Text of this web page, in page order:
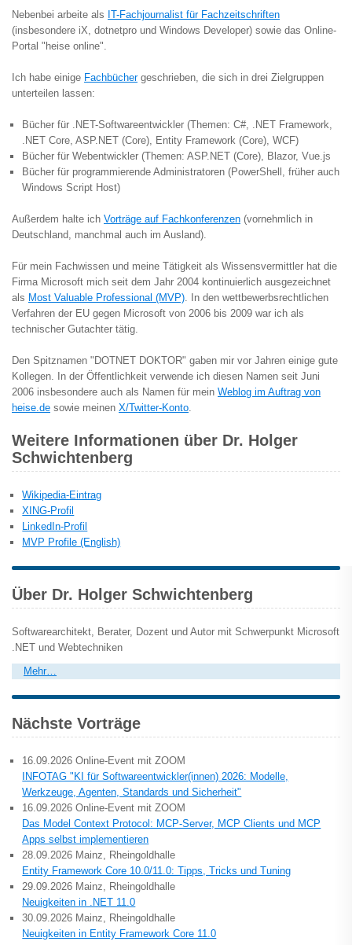
Nebenbei arbeite als IT-Fachjournalist für Fachzeitschriften
(insbesondere iX, dotnetpro und Windows Developer) sowie das Online-
Portal "heise online".
Ich habe einige Fachbüchergeschrieben, die sich in drei Zielgruppen
unterteilen lassen:
Bücher für .NET-Softwareentwickler (Themen: C#, .NET Framework,
.NET Core, ASP.NET (Core), Entity Framework (Core), WCF)
Bücher für Webentwickler (Themen: ASP.NET (Core), Blazor, Vue.js
Bücher für programmierende Administratoren (PowerShell, früher auch
Windows Script Host)
Außerdem halte ich Vorträge auf Fachkonferenzen (vornehmlich in
Deutschland, manchmal auch im Ausland).
Für mein Fachwissen und meine Tätigkeit als Wissensvermittler hat die
Firma Microsoft mich seit dem Jahr 2004 kontinuierlich ausgezeichnet
als Most Valuable Professional (MVP). In den wettbewerbsrechtlichen
Verfahren der EU gegen Microsoft von 2006 bis 2009 war ich als
technischer Gutachter tätig.
Den Spitznamen "DOTNET DOKTOR" gaben mir vor Jahren einige gute
Kollegen. In der Öffentlichkeit verwende ich diesen Namen seit Juni
2006 insbesondere auch als Namen für mein Weblog im Auftrag von
heise.de sowie meinen X/Twitter-Konto.
Weitere Informationen über Dr. Holger
Schwichtenberg
Wikipedia-Eintrag
XING-Profil
LinkedIn-Profil
MVP Profile (English)
Über Dr. Holger Schwichtenberg
Softwarearchitekt, Berater, Dozent und Autor mit Schwerpunkt Microsoft
.NET und Webtechniken
Mehr…
Nächste Vorträge
16.09.2026 Online-Event mit ZOOM
INFOTAG "KI für Softwareentwickler(innen) 2026: Modelle,
Werkzeuge, Agenten, Standards und Sicherheit"
16.09.2026 Online-Event mit ZOOM
Das Model Context Protocol: MCP-Server, MCP Clients und MCP
Apps selbst implementieren
28.09.2026 Mainz, Rheingoldhalle
Entity Framework Core 10.0/11.0: Tipps, Tricks und Tuning
29.09.2026 Mainz, Rheingoldhalle
Neuigkeiten in .NET 11.0
30.09.2026 Mainz, Rheingoldhalle
Neuigkeiten in Entity Framework Core 11.0